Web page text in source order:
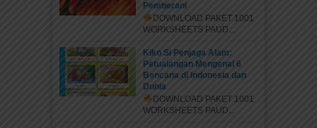
Pemberani
DOWNLOAD PAKET 1001
WORKSHEETS PAUD...
Kiko Si Penjaga Alam:
Petualangan Mengenal 6
Bencana di Indonesia dan
Dunia
DOWNLOAD PAKET 1001
WORKSHEETS PAUD...